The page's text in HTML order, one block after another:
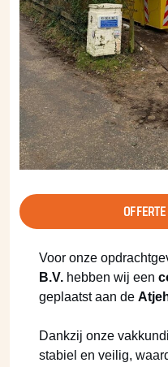
Voor onze
B.V. hebben wij een
geplaatst aan de
Dankzij onze
stabiel en veilig,